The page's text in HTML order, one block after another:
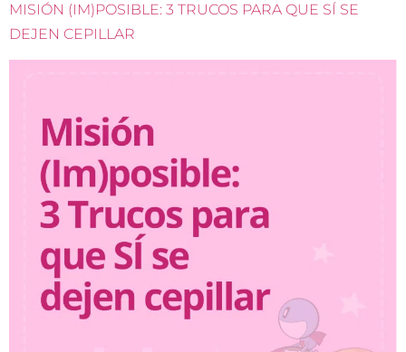
MISIÓN (IM)POSIBLE: 3 TRUCOS PARA QUE SÍ SE
DEJEN CEPILLAR